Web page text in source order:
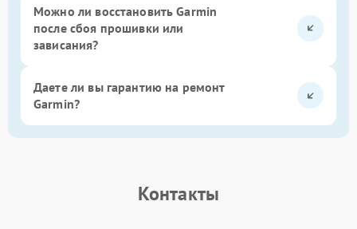
Можно ли восстановить Garmin
после сбоя прошивки или
зависания?
Даете ли вы гарантию на ремонт
Garmin?
Контакты